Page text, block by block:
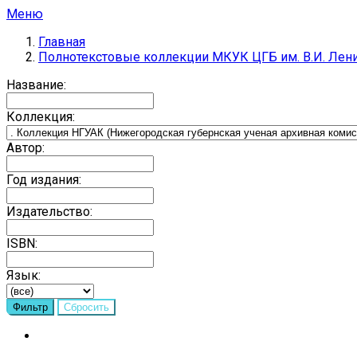
Меню
Главная
Полнотекстовые коллекции МКУК ЦГБ им. В.И.
Название:
Коллекция:
Автор:
Год издания:
Издательство:
ISBN:
Язык: